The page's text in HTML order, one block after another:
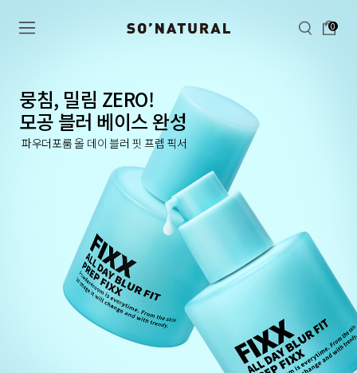
0
뭉침, 밀림 ZERO!
모공 블러 베이스 완성
파우더포룸 올 데이 블러 핏 프렙 픽서